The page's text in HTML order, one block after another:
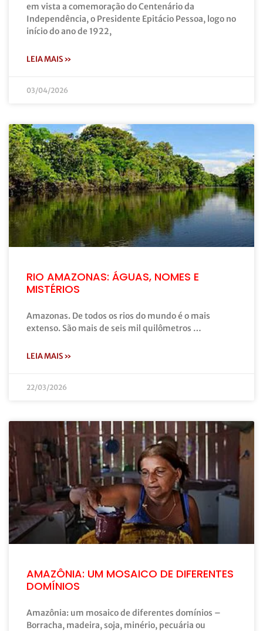
em vista a comemoração do Centenário da
Independência, o Presidente Epitácio Pessoa, logo no
início do ano de 1922,
LEIA MAIS »
03/04/2026
RIO AMAZONAS: ÁGUAS, NOMES E
MISTÉRIOS
Amazonas. De todos os rios do mundo é o mais
extenso. São mais de seis mil quilômetros …
LEIA MAIS »
22/03/2026
AMAZÔNIA: UM MOSAICO DE DIFERENTES
DOMÍNIOS
Amazônia: um mosaico de diferentes domínios –
Borracha, madeira, soja, minério, pecuária ou